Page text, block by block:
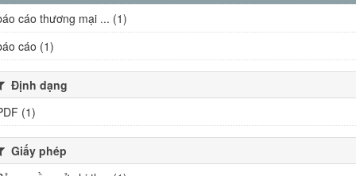
cáo thương mại ... (1)
cáo (1)
Định dạng
(1)
Giấy phép